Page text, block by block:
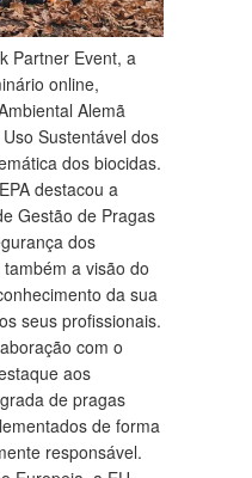
Partner Event, a
online,
Alemã
Sustentável dos
dos biocidas.
destacou a
Gestão de Pragas
dos
a visão do
da sua
seus profissionais.
com o
aos
de pragas
de forma
responsável.